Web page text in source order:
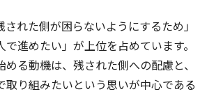
れた側が困らないようにするため」
で進めたい」が上位を占めています。
る動機は、残された側への配慮と、
取り組みたいという思いが中心である